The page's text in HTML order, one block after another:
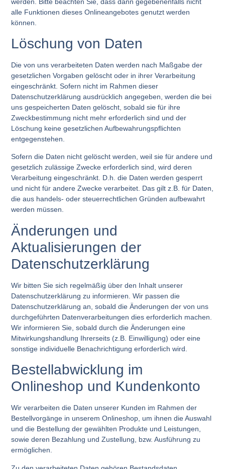
alle Funktionen dieses Onlineangebotes genutzt werden
können.
Löschung von Daten
Die von uns verarbeiteten Daten werden nach Maßgabe der
gesetzlichen Vorgaben gelöscht oder in ihrer Verarbeitung
eingeschränkt. Sofern nicht im Rahmen dieser
Datenschutzerklärung ausdrücklich angegeben, werden die bei
uns gespeicherten Daten gelöscht, sobald sie für ihre
Zweckbestimmung nicht mehr erforderlich sind und der
Löschung keine gesetzlichen Aufbewahrungspflichten
entgegenstehen.
Sofern die Daten nicht gelöscht werden, weil sie für andere und
gesetzlich zulässige Zwecke erforderlich sind, wird deren
Verarbeitung eingeschränkt. D.h. die Daten werden gesperrt
und nicht für andere Zwecke verarbeitet. Das gilt z.B. für Daten,
die aus handels- oder steuerrechtlichen Gründen aufbewahrt
werden müssen.
Änderungen und
Aktualisierungen der
Datenschutzerklärung
Wir bitten Sie sich regelmäßig über den Inhalt unserer
Datenschutzerklärung zu informieren. Wir passen die
Datenschutzerklärung an, sobald die Änderungen der von uns
durchgeführten Datenverarbeitungen dies erforderlich machen.
Wir informieren Sie, sobald durch die Änderungen eine
Mitwirkungshandlung Ihrerseits (z.B. Einwilligung) oder eine
sonstige individuelle Benachrichtigung erforderlich wird.
Bestellabwicklung im
Onlineshop und Kundenkonto
Wir verarbeiten die Daten unserer Kunden im Rahmen der
Bestellvorgänge in unserem Onlineshop, um ihnen die Auswahl
und die Bestellung der gewählten Produkte und Leistungen,
sowie deren Bezahlung und Zustellung, bzw. Ausführung zu
ermöglichen.